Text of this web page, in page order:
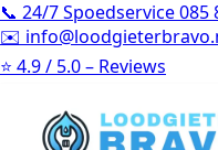
📞 24/7 Spoedservice085
✉️
⭐ 4.9 / 5.0 – Reviews